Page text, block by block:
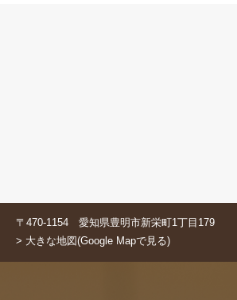
〒470-1154 愛知県豊明市新栄町1丁目179
> 大きな地図(Google Mapで見る)